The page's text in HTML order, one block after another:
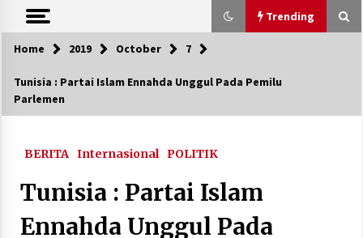
Trending
Trending
KTT Trilateral : Pemimpim Arab Saudi,
Pakistan dan Turki Bertemu di Jeddah
Home 2019 October 7
Tunisia : Partai Islam Ennahda Unggul Pada Pemilu
Parlemen
BERITA Internasional POLITIK
Tunisia : Partai Islam
Ennahda Unggul Pada